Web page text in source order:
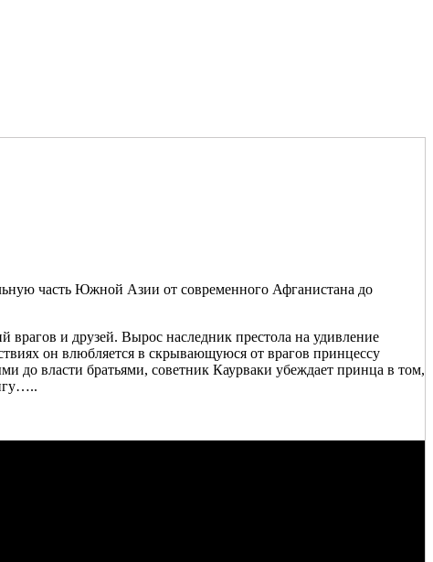
часть Южной Азии от современного Афганистана до
и друзей. Вырос наследник престола на удивление
он влюбляется в скрывающуюся от врагов принцессу
до власти братьями, советник Каурваки убеждает принца в том,